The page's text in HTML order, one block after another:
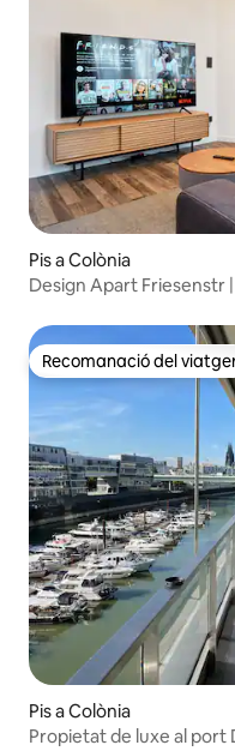
Pis a Colònia
Design Apart Friesenstr
Recomanació del
Recomanació del
Pis a Colònia
Propietat de luxe al port